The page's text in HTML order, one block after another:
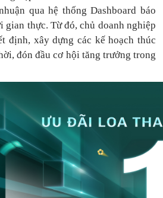
qua hệ thống Dashboard báo
gian thực. Từ đó, chủ doanh nghiệp
định, xây dựng các kế hoạch thúc
đón đầu cơ hội tăng trưởng trong